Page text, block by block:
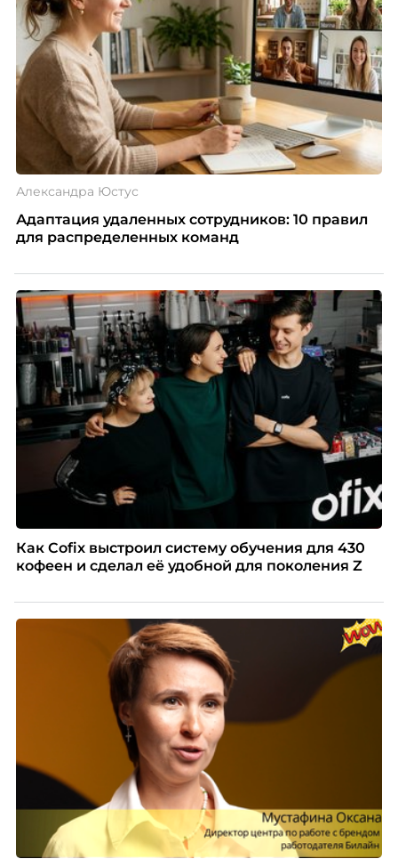
Александра Юстус
Адаптация удаленных сотрудников: 10 правил
для распределенных команд
Как Cofix выстроил систему обучения для 430
кофеен и сделал её удобной для поколения Z